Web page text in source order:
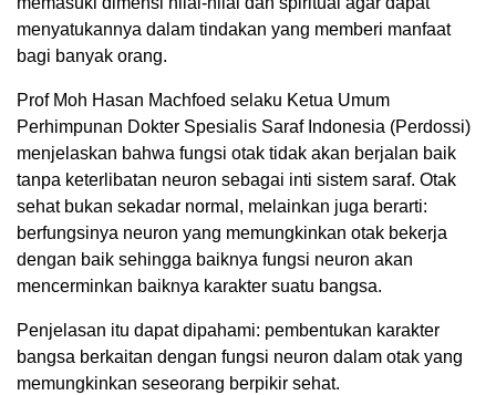
menyatukannya dalam tindakan yang memberi manfaat
bagi banyak orang.
Prof Moh Hasan Machfoed selaku Ketua Umum
Perhimpunan Dokter Spesialis Saraf Indonesia (Perdossi)
menjelaskan bahwa fungsi otak tidak akan berjalan baik
tanpa keterlibatan neuron sebagai inti sistem saraf. Otak
sehat bukan sekadar normal, melainkan juga berarti:
berfungsinya neuron yang memungkinkan otak bekerja
dengan baik sehingga baiknya fungsi neuron akan
mencerminkan baiknya karakter suatu bangsa.
Penjelasan itu dapat dipahami: pembentukan karakter
bangsa berkaitan dengan fungsi neuron dalam otak yang
memungkinkan seseorang berpikir sehat.